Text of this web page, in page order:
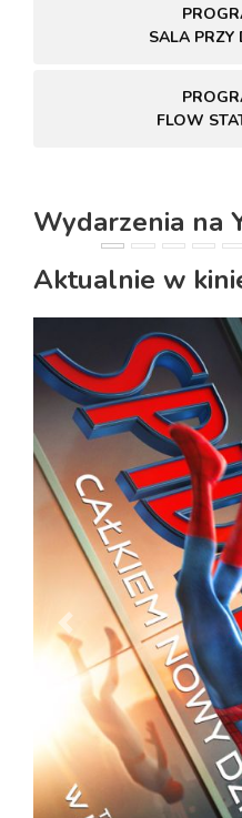
SALA PRZY
FLOW
Wydarzenia na
PREVIOUS
Aktualnie w
PREVIOUS